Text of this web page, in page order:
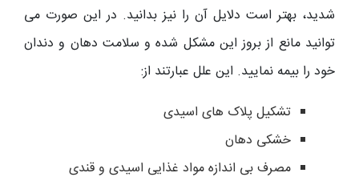
شدید، بهتر است دلایل آن را نیز بدانید. در این صورت می
توانید مانع از بروز این مشکل شده و سلامت دهان و دندان
خود را بیمه نمایید. این علل عبارتند از:
تشکیل پلاک های اسیدی
خشکی دهان
مصرف بی اندازه مواد غذایی اسیدی و قندی